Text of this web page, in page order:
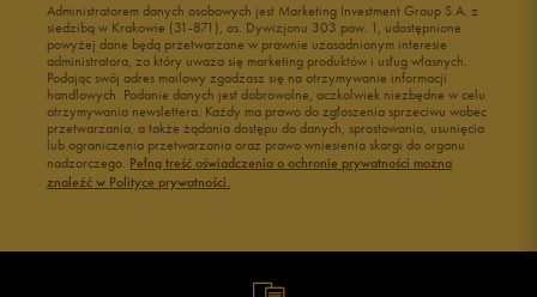
Administratorem danych osobowych jest Marketing Investment Group S.A. z
siedzibą w Krakowie (31-871), os. Dywizjonu 303 paw. 1, udostępnione
powyżej dane będą przetwarzane w prawnie uzasadnionym interesie
administratora, za który uważa się marketing produktów i usług własnych.
Podając swój adres mailowy zgadzasz się na otrzymywanie informacji
handlowych. Podanie danych jest dobrowolne, aczkolwiek niezbędne w celu
otrzymywania newslettera. Każdy ma prawo do zgłoszenia sprzeciwu wobec
przetwarzania, a także żądania dostępu do danych, sprostowania, usunięcia
lub ograniczenia przetwarzania oraz prawo wniesienia skargi do organu
nadzorczego. Pełną treść oświadczenia o ochronie prywatności można
znaleźć w Polityce prywatności.